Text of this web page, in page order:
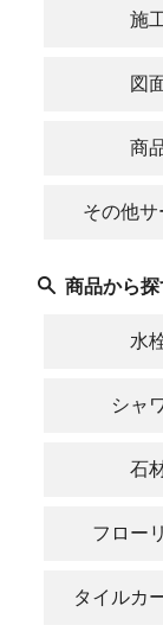
施
図
商
その他サ
商品から探
水
シャ
石
フロー
タイルカ